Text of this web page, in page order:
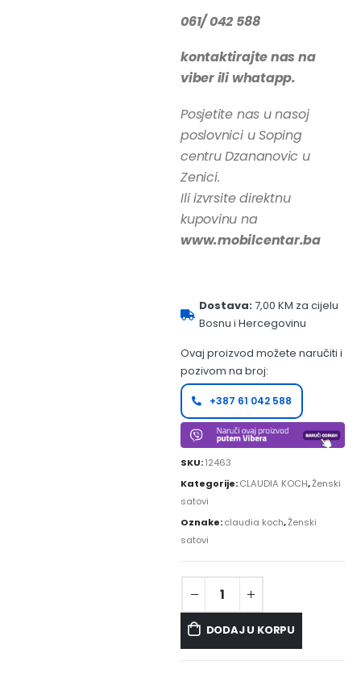
061/ 042 588
kontaktirajte nas na
viber ili whatapp.
Posjetite nas u nasoj
poslovnici u Soping
centru Dzananovic u
Zenici.
Ili izvrsite direktnu
kupovinu na
www.mobilcentar.ba
Dostava:7,00 KM za cijelu
Bosnu i Hercegovinu
Ovaj proizvod možete naručiti i
pozivom na broj:
+387 61 042 588
SKU:12463
Kategorije:CLAUDIA KOCH,Ženski
satovi
Oznake:claudia koch,Ženski
satovi
DODAJ U KORPU